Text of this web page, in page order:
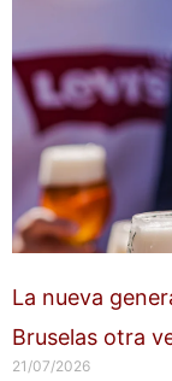
La nueva
Bruselas otra
21/07/2026